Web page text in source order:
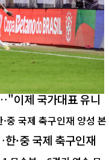
이제 국가대표 유니
·중 국제 축구인재